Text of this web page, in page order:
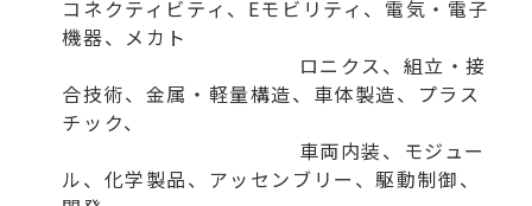
コネクティビティ、Eモビリティ、電気・電子
機器、メカト
ロニクス、組立・接
合技術、金属・軽量構造、車体製造、プラス
チック、
車両内装、モジュー
ル、化学製品、アッセンブリー、駆動制御、